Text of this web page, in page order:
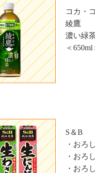
コカ・
綾鷹
濃い緑
＜650ml
S＆B
・おろ
・おろ
・おろ